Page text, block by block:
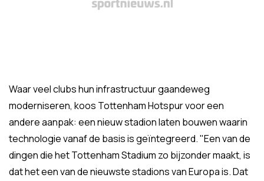
Waar veel clubs hun infrastructuur gaandeweg
moderniseren, koos Tottenham Hotspur voor een
andere aanpak: een nieuw stadion laten bouwen waarin
technologie vanaf de basis is geïntegreerd. "Een van de
dingen die het Tottenham Stadium zo bijzonder maakt, is
dat het een van de nieuwste stadions van Europa is. Dat